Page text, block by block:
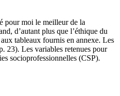
pour moi le meilleur de la
d’autant plus que l’éthique du
tableaux fournis en annexe. Les
23). Les variables retenues pour
socioprofessionnelles (CSP).